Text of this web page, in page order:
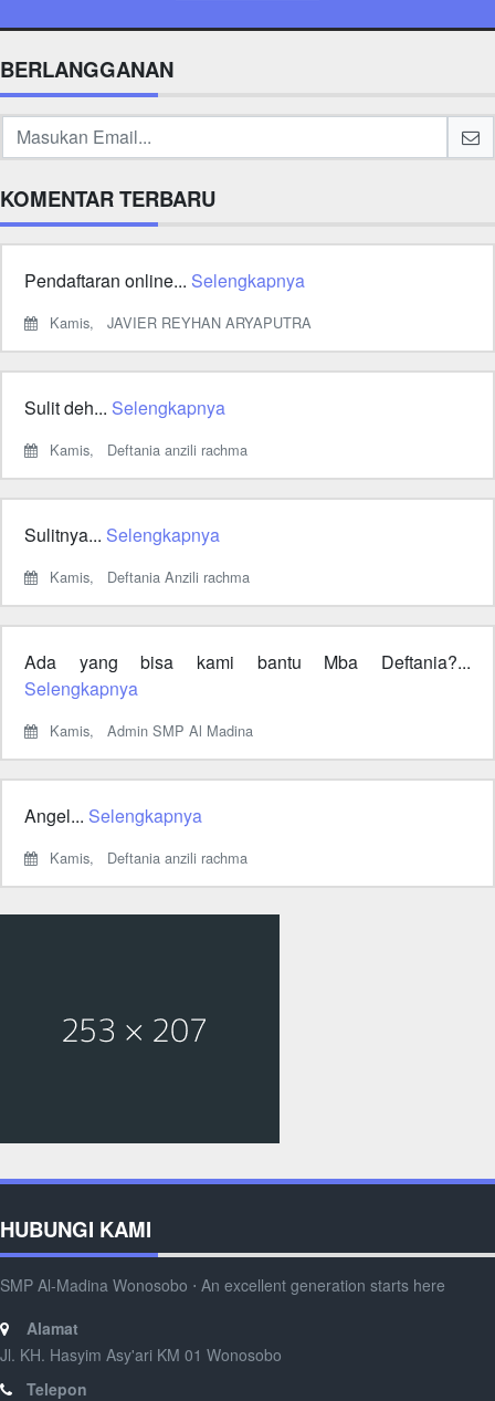
BERLANGGANAN
KOMENTAR TERBARU
Pendaftaran online... Selengkapnya
Kamis, JAVIER REYHAN ARYAPUTRA
Sulit deh... Selengkapnya
Kamis, Deftania anzili rachma
Sulitnya... Selengkapnya
Kamis, Deftania Anzili rachma
Ada yang bisa kami bantu Mba Deftania?...
Selengkapnya
Kamis, Admin SMP Al Madina
Angel... Selengkapnya
Kamis, Deftania anzili rachma
HUBUNGI KAMI
SMP Al-Madina Wonosobo ⋅ An excellent generation starts here
Alamat
Jl. KH. Hasyim Asy'ari KM 01 Wonosobo
Telepon